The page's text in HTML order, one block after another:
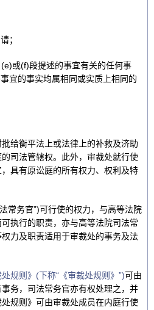
；
或(f)段提述的事宜有关的任何事
宜的事实均属相同或实质上相同的
给衡平法上或法律上的补救及济助
司法管辖权。此外，审裁处就行使
具有原讼庭的所有权力、权利及特
常务官”)可行使的权力，与高等法院
执行的职责，亦与高等法院司法常
力及职责适用于审裁处的事务及法
处规则》(下称“《审裁处规则》”)可由
务，司法常务官亦有权处理之，并
规则》可由审裁处成员在内庭行使